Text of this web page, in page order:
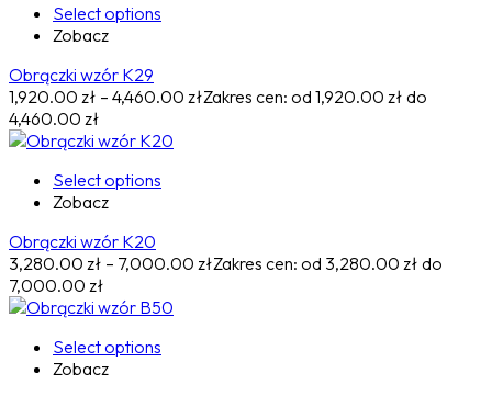
Select options
Zobacz
Obrączki wzór K29
1,920.00 zł – 4,460.00 złZakres cen: od 1,920.00 zł do
4,460.00 zł
Select options
Zobacz
Obrączki wzór K20
3,280.00 zł – 7,000.00 złZakres cen: od 3,280.00 zł do
7,000.00 zł
Select options
Zobacz